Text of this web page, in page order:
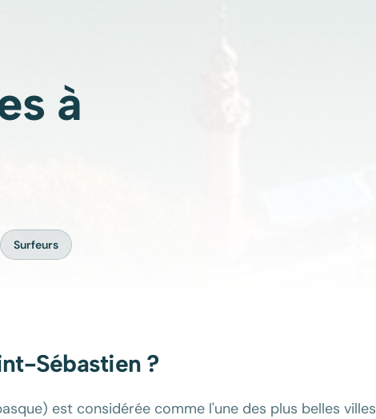
à
Surfeurs
Sébastien ?
est considérée comme l'une des plus belles villes